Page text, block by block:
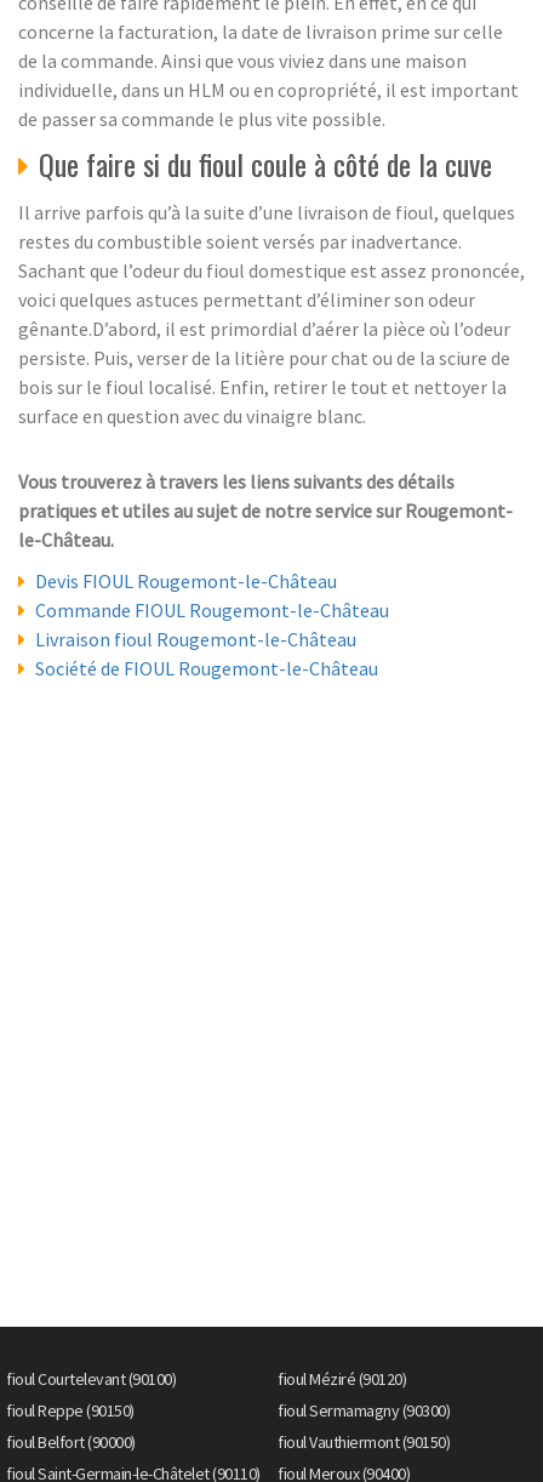
concerne la facturation, la date de livraison prime sur celle
de la commande. Ainsi que vous viviez dans une maison
individuelle, dans un HLM ou en copropriété, il est important
de passer sa commande le plus vite possible.
Que faire si du fioul coule à côté de la cuve
Il arrive parfois qu’à la suite d’une livraison de fioul, quelques
restes du combustible soient versés par inadvertance.
Sachant que l’odeur du fioul domestique est assez prononcée,
voici quelques astuces permettant d’éliminer son odeur
gênante.D’abord, il est primordial d’aérer la pièce où l’odeur
persiste. Puis, verser de la litière pour chat ou de la sciure de
bois sur le fioul localisé. Enfin, retirer le tout et nettoyer la
surface en question avec du vinaigre blanc.
Vous trouverez à travers les liens suivants des détails
pratiques et utiles au sujet de notre service sur Rougemont-
le-Château.
Devis FIOUL Rougemont-le-Château
Commande FIOUL Rougemont-le-Château
Livraison fioul Rougemont-le-Château
Société de FIOUL Rougemont-le-Château
fioul Courtelevant (90100)
fioul Méziré (90120)
fioul Reppe (90150)
fioul Sermamagny (90300)
fioul Belfort (90000)
fioul Vauthiermont (90150)
fioul Saint-Germain-le-Châtelet (90110)
fioul Meroux (90400)